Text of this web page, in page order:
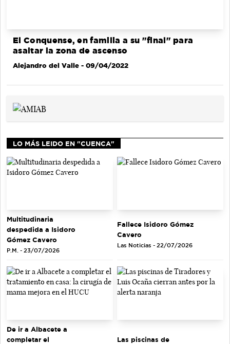
El Conquense, en familia a su "final" para
asaltar la zona de ascenso
Alejandro del Valle - 09/04/2022
LO MÁS LEIDO EN "CUENCA"
Multitudinaria
despedida a Isidoro
Gómez Cavero
P.M. - 23/07/2026
Fallece Isidoro Gómez
Cavero
Las Noticias - 22/07/2026
De ir a Albacete a
completar el
Las piscinas de